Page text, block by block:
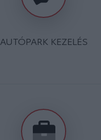
AUTÓPARK KEZELÉS